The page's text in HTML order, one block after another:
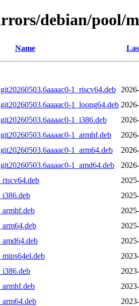
debian/pool/
Name
1_riscv64.deb
1_loong64.deb
1_i386.deb
1_armhf.deb
1_arm64.deb
1_amd64.deb